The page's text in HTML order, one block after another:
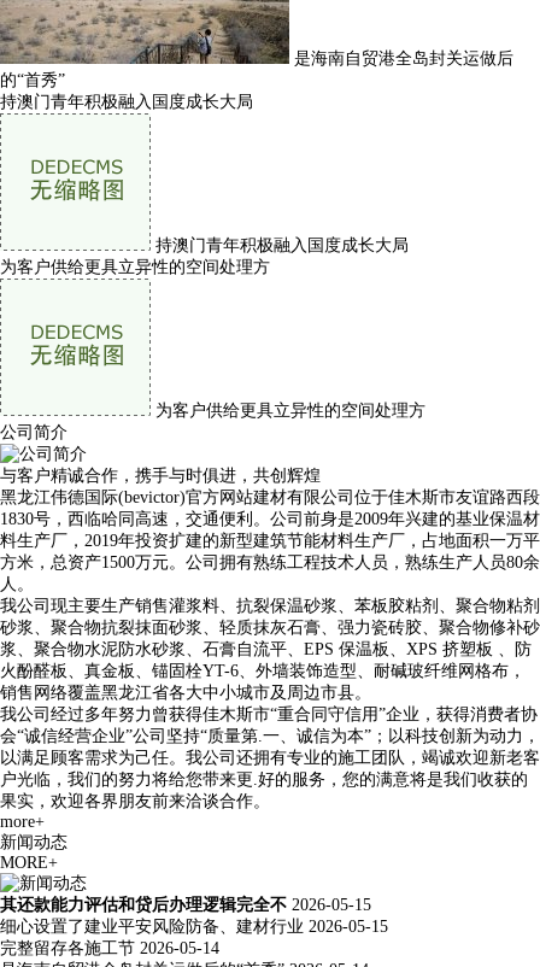
是海南自贸港全岛封关运做后
的“首秀”
持澳门青年积极融入国度成长大局
持澳门青年积极融入国度成长大局
为客户供给更具立异性的空间处理方
为客户供给更具立异性的空间处理方
公司简介
与客户精诚合作，携手与时俱进，共创辉煌
黑龙江伟德国际(bevictor)官方网站建材有限公司位于佳木斯市友谊路西段
1830号，西临哈同高速，交通便利。公司前身是2009年兴建的基业保温材
料生产厂，2019年投资扩建的新型建筑节能材料生产厂，占地面积一万平
方米，总资产1500万元。公司拥有熟练工程技术人员，熟练生产人员80余
人。
我公司现主要生产销售灌浆料、抗裂保温砂浆、苯板胶粘剂、聚合物粘剂
砂浆、聚合物抗裂抹面砂浆、轻质抹灰石膏、强力瓷砖胶、聚合物修补砂
浆、聚合物水泥防水砂浆、石膏自流平、EPS 保温板、XPS 挤塑板 、防
火酚醛板、真金板、锚固栓YT-6、外墙装饰造型、耐碱玻纤维网格布，
销售网络覆盖黑龙江省各大中小城市及周边市县。
我公司经过多年努力曾获得佳木斯市“重合同守信用”企业，获得消费者协
会“诚信经营企业”公司坚持“质量第.一、诚信为本”；以科技创新为动力，
以满足顾客需求为己任。我公司还拥有专业的施工团队，竭诚欢迎新老客
户光临，我们的努力将给您带来更.好的服务，您的满意将是我们收获的
果实，欢迎各界朋友前来洽谈合作。
more+
新闻动态
MORE+
其还款能力评估和贷后办理逻辑完全不 2026-05-15
细心设置了建业平安风险防备、建材行业 2026-05-15
完整留存各施工节 2026-05-14